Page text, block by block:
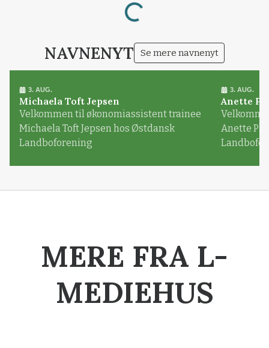
Loading...
NAVNENYT Se mere navnenyt
3. AUG.
Michaela Toft Jepsen
Velkommen til økonomiassistent trainee
Michaela Toft Jepsen hos Østdansk
Landboforening
3. AUG.
Anette
Anette
MERE FRA L-
MEDIEHUS